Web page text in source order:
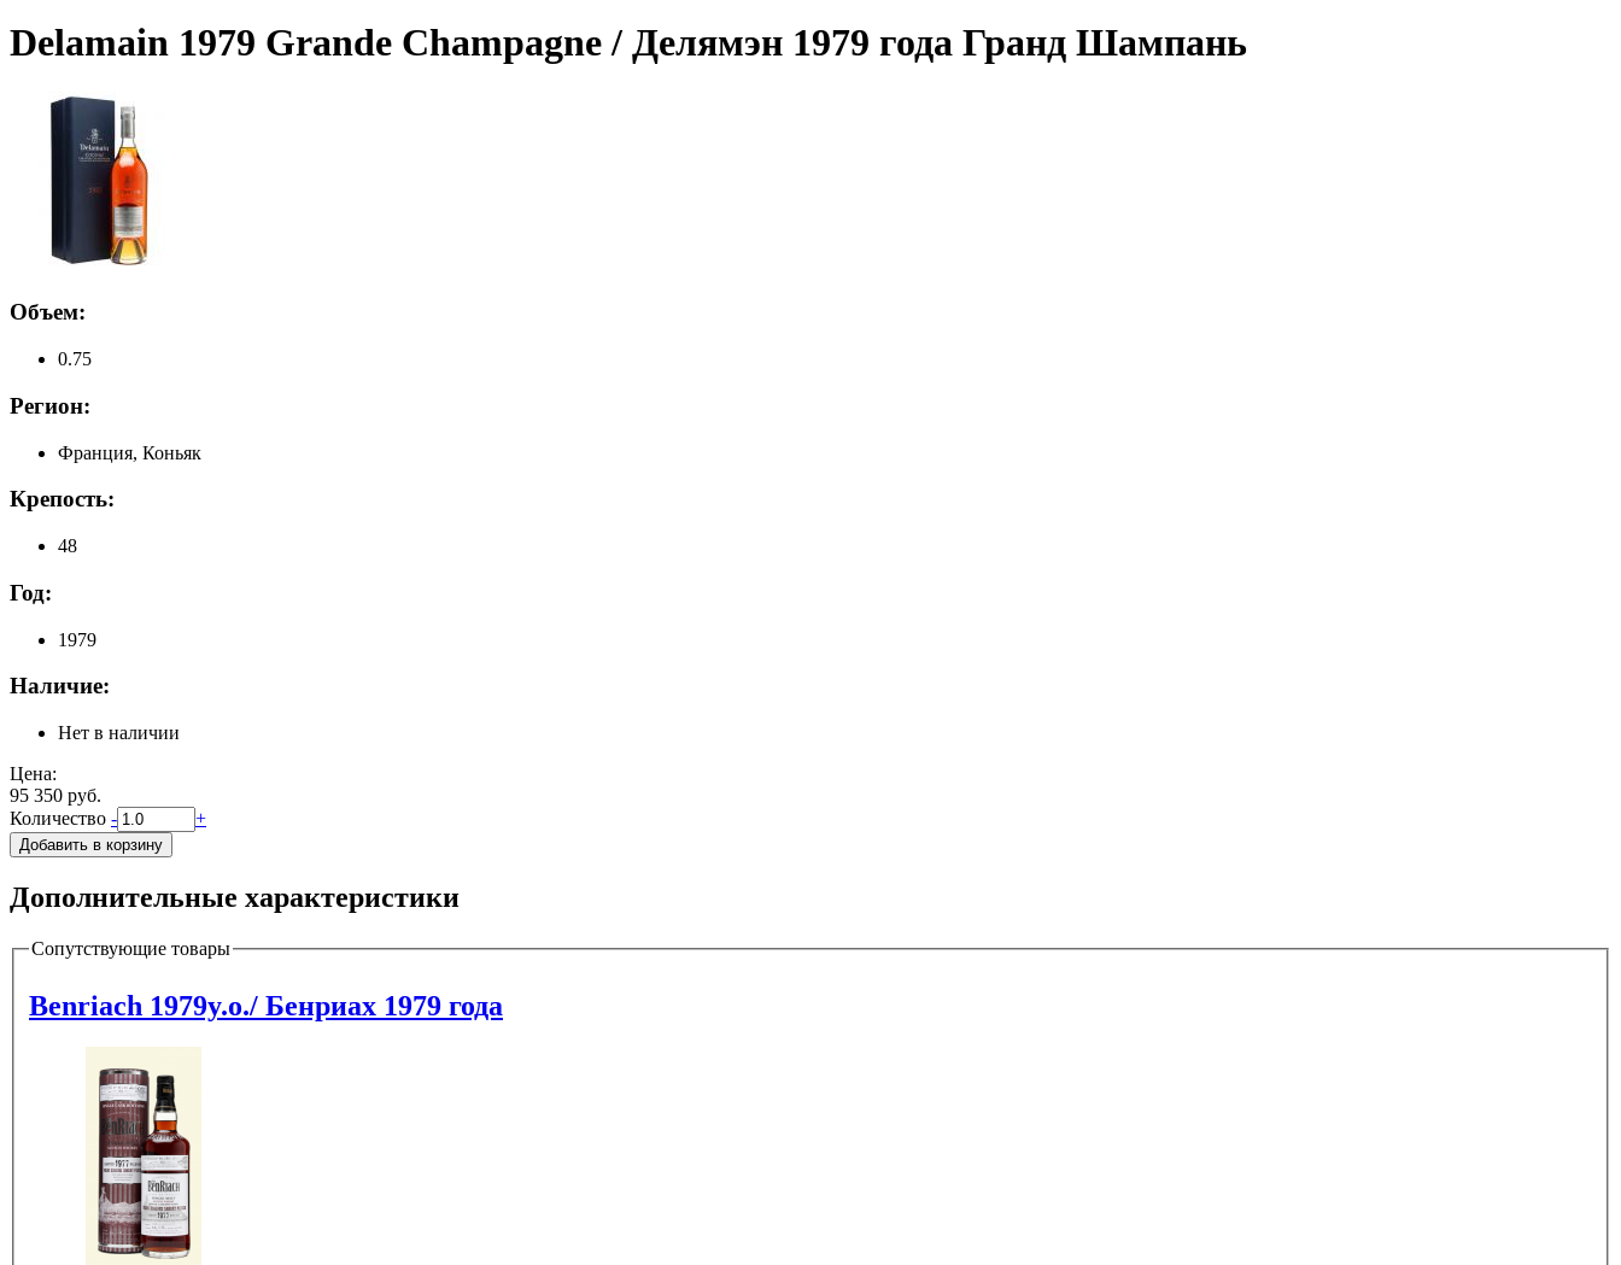
Delamain 1979 Grande Champagne / Делямэн 1979 года Гранд Шампань
Объем:
0.75
Регион:
Франция, Коньяк
Крепость:
48
Год:
1979
Наличие:
Нет в наличии
Цена:
95 350 руб.
Количество - +
Дополнительные характеристики
Сопутствующие товары
Benriach 1979y.o./ Бенриах 1979 года